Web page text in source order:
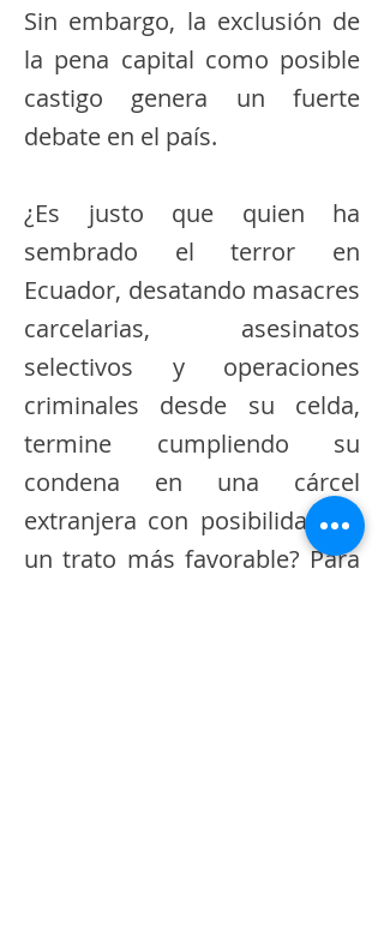
Sin embargo, la exclusión de
la pena capital como posible
castigo genera un fuerte
debate en el país.
¿Es justo que quien ha
sembrado el terror en
Ecuador, desatando masacres
carcelarias, asesinatos
selectivos y operaciones
criminales desde su celda,
termine cumpliendo su
condena en una cárcel
extranjera con posibilidad de
un trato más favorable? Para